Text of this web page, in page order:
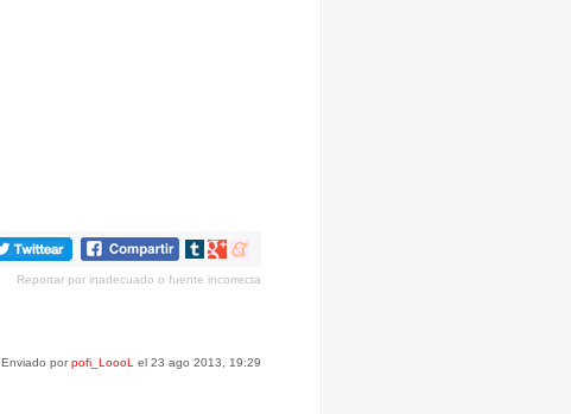
Compartir
tumblr
Compartir
Google+
Compartir
meneame
Reportar por inadecuado o fuente incorrecta
Enviado porpofi_LoooL el 23 ago 2013, 19:29